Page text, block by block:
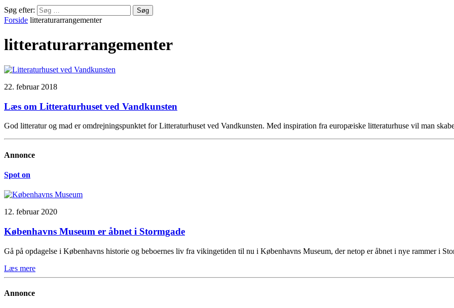
Søg efter:
Forside litteraturarrangementer
litteraturarrangementer
22. februar 2018
Læs om Litteraturhuset ved Vandkunsten
God litteratur og mad er omdrejningspunktet for Litteraturhuset ved Vandkunsten. Med inspiration fra europæiske litteraturhuse vil man
Annonce
Spot on
12. februar 2020
Københavns Museum er åbnet i Stormgade
Gå på opdagelse i Københavns historie og beboernes liv fra vikingetiden til nu i Københavns Museum, der netop er åbnet i nye rammer i
Læs mere
Annonce